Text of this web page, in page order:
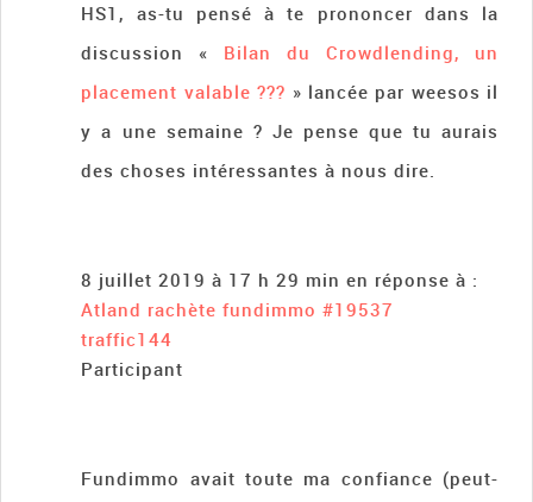
HS1, as-tu pensé à te prononcer dans la
discussion « Bilan du Crowdlending, un
placement valable ??? » lancée par weesos il
y a une semaine ? Je pense que tu aurais
des choses intéressantes à nous dire.
8 juillet 2019 à 17 h 29 min en réponse à :
Atland rachète fundimmo #19537
traffic144
Participant
Fundimmo avait toute ma confiance (peut-